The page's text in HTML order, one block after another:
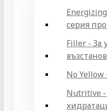
серия
Filler - За
No Yellow
Nutritive -